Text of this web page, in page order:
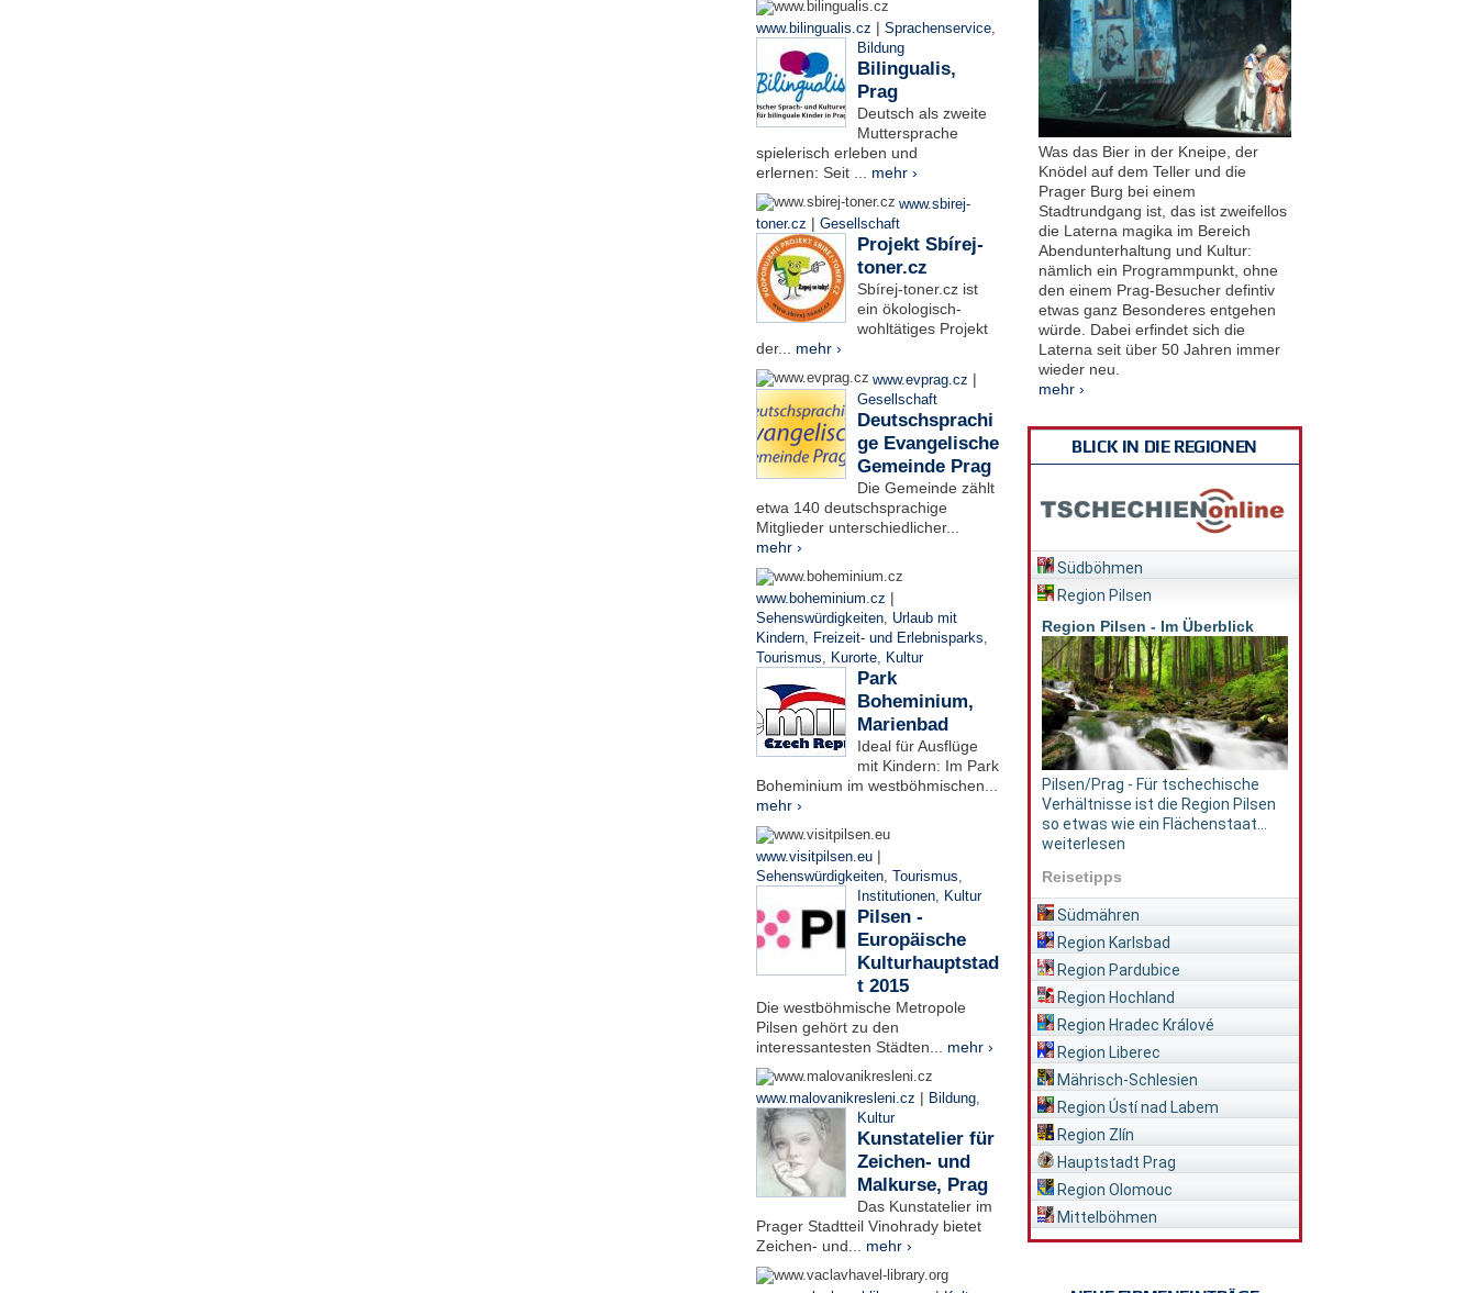
www.bilingualis.cz | Sprachenservice,
Bildung
Bilingualis,
Prag
Deutsch als zweite
Muttersprache
spielerisch erleben und
erlernen: Seit ... mehr ›
www.sbirej-
toner.cz | Gesellschaft
Projekt Sbírej-
toner.cz
Sbírej-toner.cz ist
ein ökologisch-
wohltätiges Projekt
der... mehr ›
www.evprag.cz |
Gesellschaft
Deutschsprachi
ge Evangelische
Gemeinde Prag
Die Gemeinde zählt
etwa 140 deutschsprachige
Mitglieder unterschiedlicher...
mehr ›
www.boheminium.cz |
Sehenswürdigkeiten, Urlaub mit
Kindern, Freizeit- und Erlebnisparks,
Tourismus, Kurorte, Kultur
Park
Boheminium,
Marienbad
Ideal für Ausflüge
mit Kindern: Im Park
Boheminium im westböhmischen...
mehr ›
www.visitpilsen.eu |
Sehenswürdigkeiten, Tourismus,
Institutionen, Kultur
Pilsen -
Europäische
Kulturhauptstad
t 2015
Die westböhmische Metropole
Pilsen gehört zu den
interessantesten Städten... mehr ›
www.malovanikresleni.cz | Bildung,
Kultur
Kunstatelier für
Zeichen- und
Malkurse, Prag
Das Kunstatelier im
Prager Stadtteil Vinohrady bietet
Zeichen- und... mehr ›
Was das Bier in der Kneipe, der
Knödel auf dem Teller und die
Prager Burg bei einem
Stadtrundgang ist, das ist zweifellos
die Laterna magika im Bereich
Abendunterhaltung und Kultur:
nämlich ein Programmpunkt, ohne
den einem Prag-Besucher defintiv
etwas ganz Besonderes entgehen
würde. Dabei erfindet sich die
Laterna seit über 50 Jahren immer
wieder neu.
mehr ›
BLICK IN DIE REGIONEN
Südböhmen
Region Pilsen
Region Pilsen - Im Überblick
Pilsen/Prag - Für tschechische
Verhältnisse ist die Region Pilsen
so etwas wie ein Flächenstaat...
weiterlesen
Reisetipps
Südmähren
Region Karlsbad
Region Pardubice
Region Hochland
Region Hradec Králové
Region Liberec
Mährisch-Schlesien
Region Ústí nad Labem
Region Zlín
Hauptstadt Prag
Region Olomouc
Mittelböhmen